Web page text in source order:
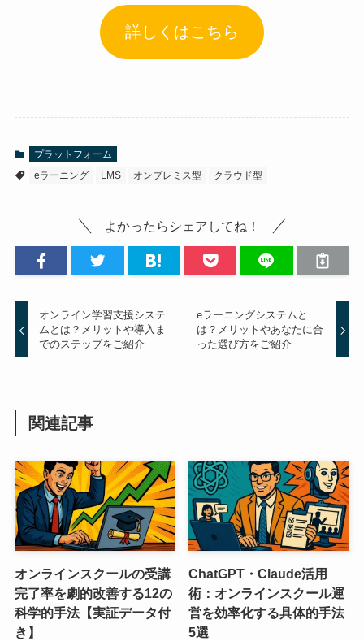
詳しくはこちら
プラットフォーム
eラーニング
LMS オンプレミス型 クラウド型
よかったらシェアしてね！
オンライン学習支援システ
ムとは？メリットや導入ま
でのステップをご紹介
eラーニングシステムと
は？メリットやあなたに合
った選び方をご紹介
関連記事
オンラインスクールの受講
完了率を劇的改善する12の
科学的手法【実証データ付
き】
ChatGPT・Claude活用
術：オンラインスクール運
営を効率化する具体的手法
5選